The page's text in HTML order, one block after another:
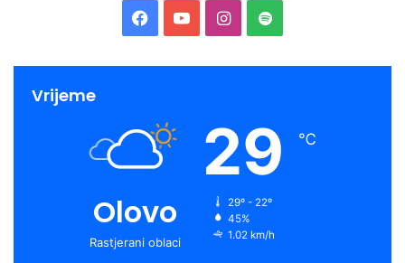
Facebook
YouTubeInstagram
Spotify
Vrijeme
Olovo
Rastjerani oblaci
29 ℃
29º - 22º
45%
1.02 km/h